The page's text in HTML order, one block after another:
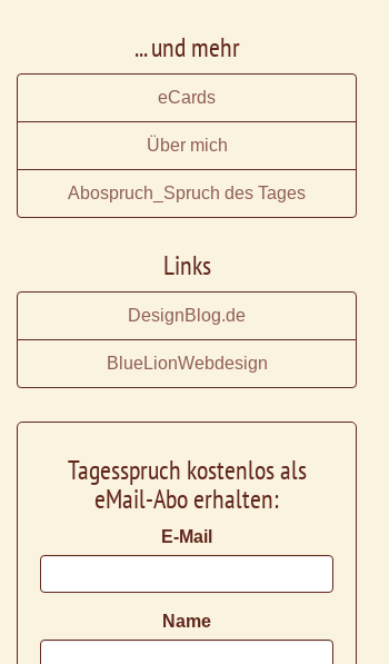
... und mehr
eCards
Über mich
Abospruch_Spruch des Tages
Links
DesignBlog.de
BlueLionWebdesign
Tagesspruch kostenlos als
eMail-Abo erhalten:
E-Mail
Name